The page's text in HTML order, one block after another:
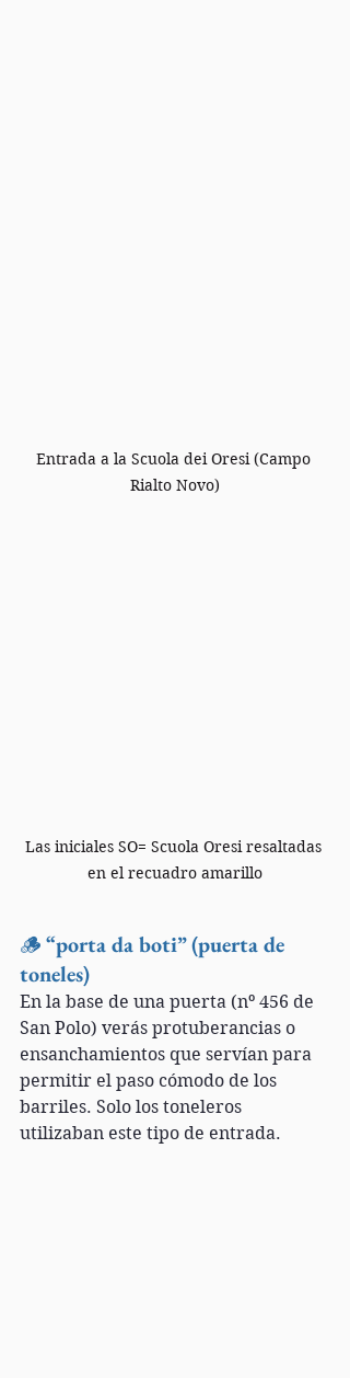
Entrada a la Scuola dei Oresi (Campo
Rialto Novo)
Las iniciales SO= Scuola Oresi resaltadas
en el recuadro amarillo
🪵 “porta da boti” (puerta de
toneles)
En la base de una puerta (nº 456 de
San Polo) verás protuberancias o
ensanchamientos que servían para
permitir el paso cómodo de los
barriles. Solo los toneleros
utilizaban este tipo de entrada.